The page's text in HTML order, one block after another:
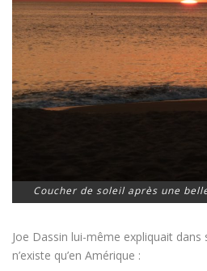
Coucher de soleil après une
Joe Dassin lui-même expliquait dans
n’existe qu’en Amérique :